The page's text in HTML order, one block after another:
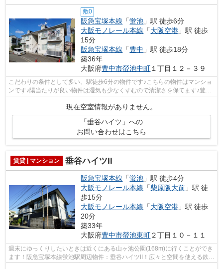
敷0
阪急宝塚本線 「蛍池 」駅 徒歩6分
大阪モノレール本線 「大阪空港 」駅 徒歩
15分
阪急宝塚本線 「豊中 」駅 徒歩18分
築36年
大阪府豊中市螢池中町 １丁目１２－３９
こだわりの条件として多い、駅徒歩6分の物件です♪こちらの物件はマンショ
ンです♪陽当たりが良い物件は湿気も少なくすむので清潔さを保てます♪豊中
市エリアの賃貸情報はアサヒ不動産相...
現在空室情報がありません。
「垂谷ハイツ」への
お問い合わせはこちら
賃貸 | マンション 垂谷ハイツII
阪急宝塚本線 「蛍池 」駅 徒歩4分
大阪モノレール本線 「柴原阪大前 」駅 徒
歩15分
大阪モノレール本線 「大阪空港 」駅 徒歩
20分
築33年
大阪府豊中市螢池東町２丁目１０－１１
週末にゆっくりしたいときは近くにある山ヶ池公園(168m)に行くことができ
ます！阪急宝塚本線蛍池駅周辺物件：垂谷ハイツII！広々と空間を使える鉄骨